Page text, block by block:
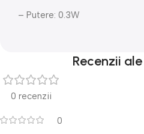
– Putere: 0.3W
Recenzii
0 recenzii
0